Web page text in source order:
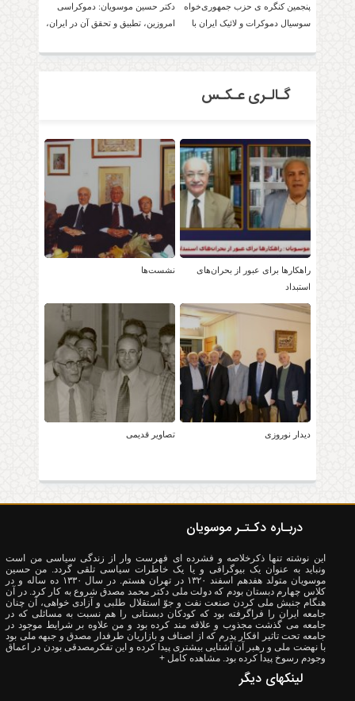
پنجمین کنگره ی حزب جمهوری‌خواه
سوسیال دموکرات و لائیک ایران با
دکتر حسین موسویان: دموکراسی
امروزین، تطبیق و تحقق آن در ایران،
گـالـری عـکـس
راهکارها برای عبور از بحران‌های
استبداد
نشست‌ها
دیدار نوروزی تصاویر قدیمی
دربـاره دکـتـر موسویان
این نوشته تنها ذکرخلاصه و فشرده ای فهرست وار از زندگی سیاسی من است
ونباید به عنوان یک بیوگرافی و یا یک خاطرات سیاسی تلقی گردد. من حسین
موسویان متولد هفدهم اسفند ۱۳۲۰ در تهران هستم. در سال ۱۳۳۰ ده ساله و در
کلاس چهارم دبستان بودم که دولت ملی دکتر محمد مصدق شروع به کار کرد. در آن
هنگام جنبش ملی کردن صنعت نفت و جوّ استقلال طلبی و آزادی خواهی، آن چنان
جامعه ایران را فراگرفته بود که کودکان دبستانی را هم نسبت به مسائلی که در
جامعه می گذشت مجذوب و علاقه مند کرده بود و من علاوه بر شرایط موجود در
جامعه تحت تاثیر افکار پدرم که از اصناف و بازاریان طرفدار مصدق و جبهه ملی بود
با نهضت ملی و رهبر آن آشنایی بیشتری پیدا کرده و این تفکرمصدقی بودن در اعماق
وجودم رسوخ پیدا کرده بود. مشاهده کامل +
لینکهای دیگر